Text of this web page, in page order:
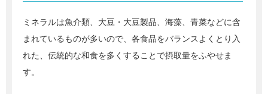
ミネラルは魚介類、大豆・大豆製品、海藻、青菜などに含
まれているものが多いので、各食品をバランスよくとり入
れた、伝統的な和食を多くすることで摂取量をふやせま
す。